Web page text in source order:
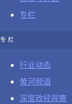
专栏
专栏
行业动态
黄河频道
深度政经观察